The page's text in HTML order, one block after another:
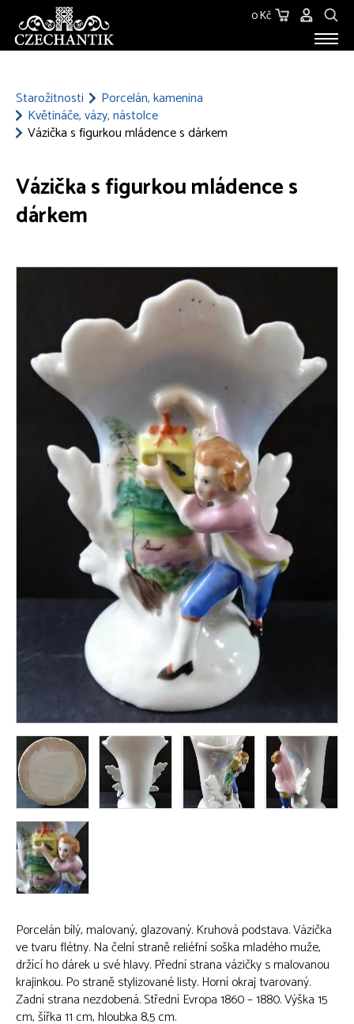
0 Kč
Starožitnosti
Porcelán, kamenina
Květináče, vázy, nástolce
Vázička s figurkou mládence s dárkem
Vázička s figurkou mládence s
dárkem
Porcelán bílý, malovaný, glazovaný. Kruhová podstava. Vázička
ve tvaru flétny. Na čelní straně reliéfní soška mladého muže,
držící ho dárek u své hlavy. Přední strana vázičky s malovanou
krajinkou. Po straně stylizované listy. Horní okraj tvarovaný.
Zadní strana nezdobená. Střední Evropa 1860 – 1880. Výška 15
cm, šířka 11 cm, hloubka 8,5 cm.